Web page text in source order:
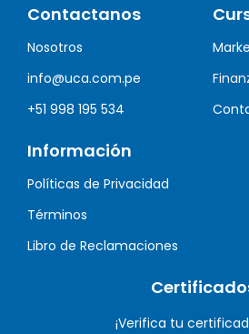
Contactanos
Nosotros
info@uca.com.pe
+51 998 195 534
Información
Políticas de Privacidad
Términos
Libro de Reclamaciones
¡Verifica tu